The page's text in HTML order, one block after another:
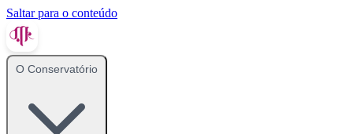
Saltar para o conteúdo
O Conservatório